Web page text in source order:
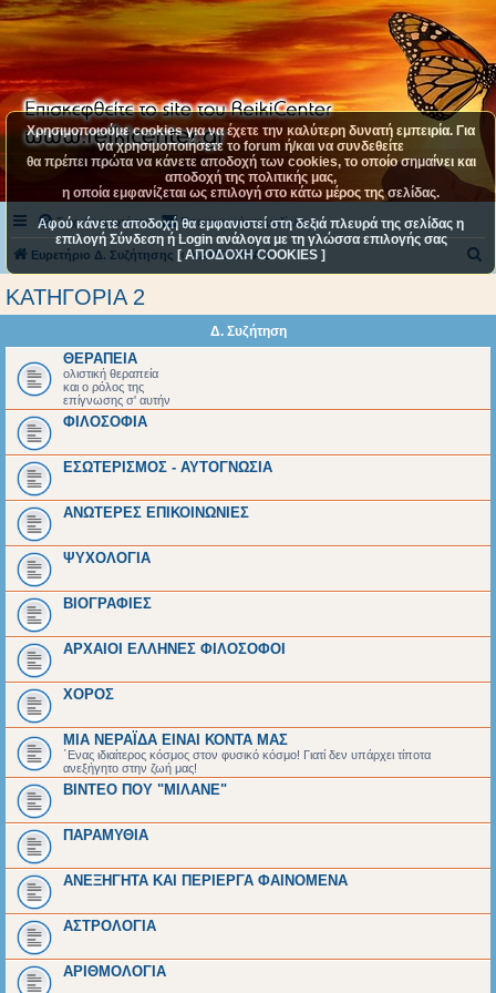
Συχνές ερωτήσεις Επικοινωνήστε μαζί μας
Ευρετήριο Δ. Συζήτησης ΚΑΤΗΓΟΡΙΑ 2
η
ΚΑΤΗΓΟΡΙΑ 2
Δ. Συζήτηση
ΘΕΡΑΠΕΙΑ
ολιστική θεραπεία
και ο ρόλος της
επίγνωσης σ' αυτήν
ΦΙΛΟΣΟΦΙΑ
ΕΣΩΤΕΡΙΣΜΟΣ - ΑΥΤΟΓΝΩΣΙΑ
ΑΝΩΤΕΡΕΣ ΕΠΙΚΟΙΝΩΝΙΕΣ
ΨΥΧΟΛΟΓΙΑ
BIOΓΡΑΦΙΕΣ
ΑΡΧΑΙΟΙ EΛΛΗΝΕΣ ΦΙΛΟΣΟΦΟΙ
ΧΟΡΟΣ
ΜΙΑ ΝΕΡΑΪΔΑ ΕΙΝΑΙ ΚΟΝΤΑ ΜΑΣ
΄Ενας ιδιαίτερος κόσμος στον φυσικό κόσμο! Γιατί δεν υπάρχει τίποτα
ανεξήγητο στην ζωή μας!
ΒΙΝΤΕΟ ΠΟΥ "ΜΙΛΑΝΕ"
ΠΑΡΑΜΥΘΙΑ
ΑΝΕΞΗΓΗΤΑ ΚΑΙ ΠΕΡΙΕΡΓΑ ΦΑΙΝΟΜΕΝΑ
ΑΣΤΡΟΛΟΓΙΑ
ΑΡΙΘΜΟΛΟΓΙΑ
Χρησιμοποιούμε cookies για να έχετε την καλύτερη δυνατή εμπειρία. Για
να χρησιμοποιήσετε το forum ή/και να συνδεθείτε
θα πρέπει πρώτα να κάνετε αποδοχή των cookies, το οποίο σημαίνει και
αποδοχή της πολιτικής μας,
η οποία εμφανίζεται ως επιλογή στο κάτω μέρος της σελίδας.
Αφού κάνετε αποδοχή θα εμφανιστεί στη δεξιά πλευρά της σελίδας η
επιλογή Σύνδεση ή Login ανάλογα με τη γλώσσα επιλογής σας
[ ΑΠΟΔΟΧΗ COOKIES ]